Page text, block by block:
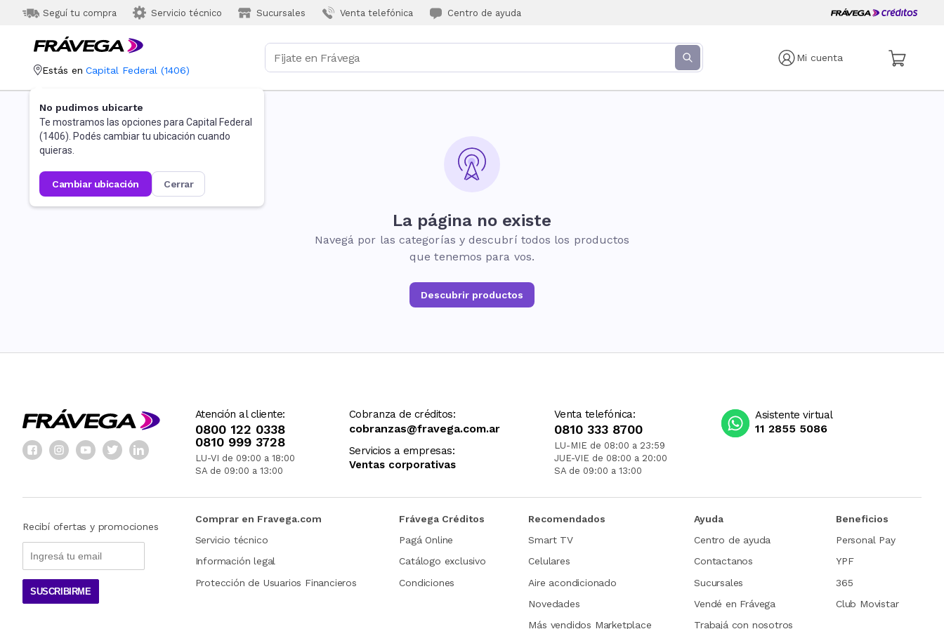
Seguí tu compra Servicio técnico Sucursales Venta telefónica Centro de ayuda
Mi cuenta
Estás en Capital Federal (1406)
No pudimos ubicarte
Te mostramos las opciones para Capital Federal
(1406). Podés cambiar tu ubicación cuando
quieras.
cambiar ubicación cerrar
La página no existe
Navegá por las categorías y descubrí todos los productos
que tenemos para vos.
Descubrir productos
Atención al cliente:
0800 122 0338
0810 999 3728
LU-VI de 09:00 a 18:00
SA de 09:00 a 13:00
Cobranza de créditos:
cobranzas@fravega.com.ar
Servicios a empresas:
Ventas corporativas
Venta telefónica:
0810 333 8700
LU-MIE de 08:00 a 23:59
JUE-VIE de 08:00 a 20:00
SA de 09:00 a 13:00
Asistente virtual
11 2855 5086
Recibí ofertas y promociones
SUSCRIBIRME
Comprar en Fravega.com
Servicio técnico
Información legal
Protección de Usuarios Financieros
Frávega Créditos
Pagá Online
Catálogo exclusivo
Condiciones
Recomendados
Smart TV
Celulares
Aire acondicionado
Novedades
Más vendidos Marketplace
Ayuda
Centro de ayuda
Contactanos
Sucursales
Vendé en Frávega
Trabajá con nosotros
Beneficios
Personal Pay
YPF
365
Club Movistar